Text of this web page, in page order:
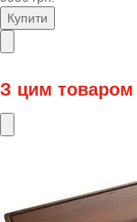
Купити
З цим товаром